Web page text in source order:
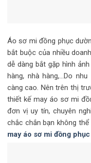
Áo sơ mi đồng phục
bắt buộc của nhiều
dễ dàng bắt gặp hình
hàng, nhà hàng,…Do nhu
càng cao. Nên trên thị
thiết kế may áo sơ mi
đơn vị uy tín, chuyên
chắc chắn bạn không thể
may áo sơ mi đồng